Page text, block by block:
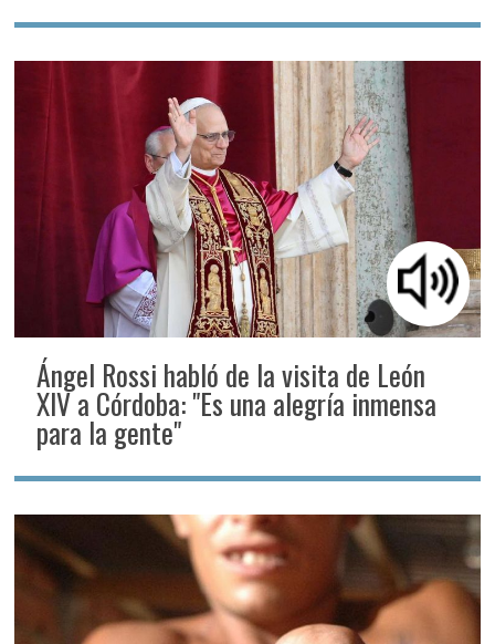
Ángel Rossi habló de la visita de León
XIV a Córdoba: "Es una alegría inmensa
para la gente"